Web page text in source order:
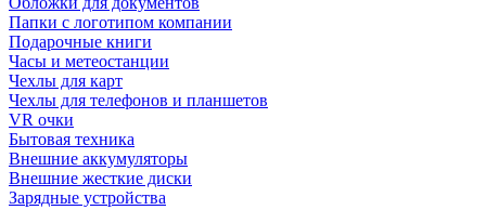
Папки с логотипом компании
Подарочные книги
Часы и метеостанции
Чехлы для карт
Чехлы для телефонов и планшетов
VR очки
Бытовая техника
Внешние аккумуляторы
Внешние жесткие диски
Зарядные устройства